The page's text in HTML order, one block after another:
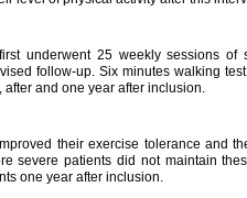
underwent 25 weekly sessions of
follow-up. Six minutes walking
and one year after inclusion.
their exercise tolerance and
severe patients did not maintain
one year after inclusion.